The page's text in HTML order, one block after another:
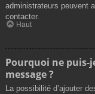
administrateurs peuvent
contacter.
Haut
Pourquoi ne puis-
message ?
La possibilité d’ajouter